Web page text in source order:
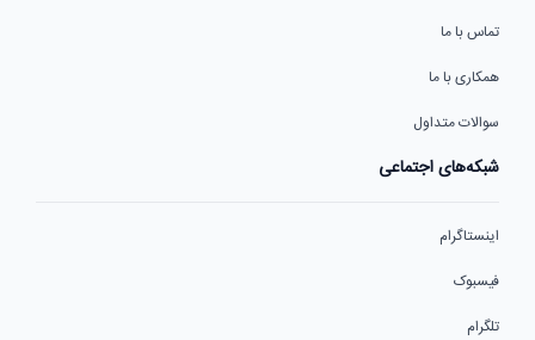
تماس با ما
همکاری با ما
سوالات متداول
شبکه‌های اجتماعی
اینستاگرام
فیسبوک
تلگرام